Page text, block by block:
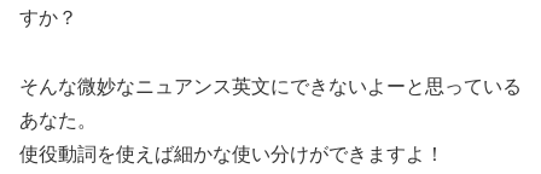
すか？
そんな微妙なニュアンス英文にできないよーと思っている
あなた。
使役動詞を使えば細かな使い分けができますよ！